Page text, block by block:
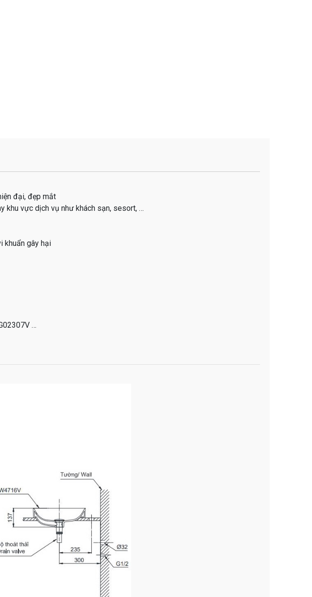
đại, đẹp mắt
khu vực dịch vụ như khách sạn, sesort, …
khuẩn gây hại
…